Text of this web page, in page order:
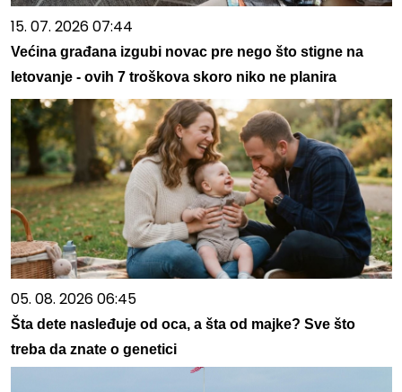
15. 07. 2026 07:44
Većina građana izgubi novac pre nego što stigne na
letovanje - ovih 7 troškova skoro niko ne planira
05. 08. 2026 06:45
Šta dete nasleđuje od oca, a šta od majke? Sve što
treba da znate o genetici